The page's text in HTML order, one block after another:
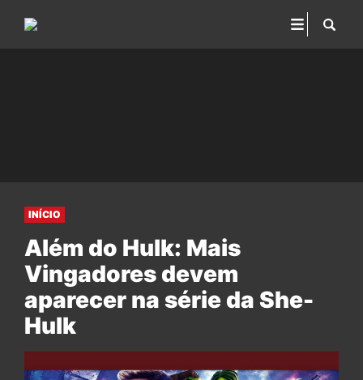
INÍCIO
Além do Hulk: Mais
Vingadores devem
aparecer na série da She-
Hulk